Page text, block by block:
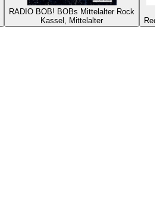
RADIO BOB! BOBs Mittelalter Rock
Kassel, Mittelalter